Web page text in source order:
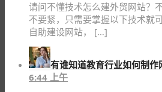
请问不懂技术怎么建外贸网站？
不要紧，只需要掌握以下技术就
自助建设网站， […]
有谁知道教育行业如何制作
6:44 上午